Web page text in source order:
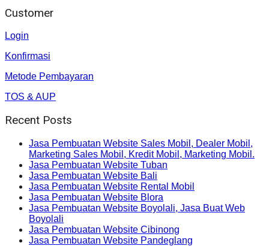
Customer
Login
Konfirmasi
Metode Pembayaran
TOS & AUP
Recent Posts
Jasa Pembuatan Website Sales Mobil, Dealer Mobil,
Marketing Sales Mobil, Kredit Mobil, Marketing Mobil.
Jasa Pembuatan Website Tuban
Jasa Pembuatan Website Bali
Jasa Pembuatan Website Rental Mobil
Jasa Pembuatan Website Blora
Jasa Pembuatan Website Boyolali, Jasa Buat Web
Boyolali
Jasa Pembuatan Website Cibinong
Jasa Pembuatan Website Pandeglang